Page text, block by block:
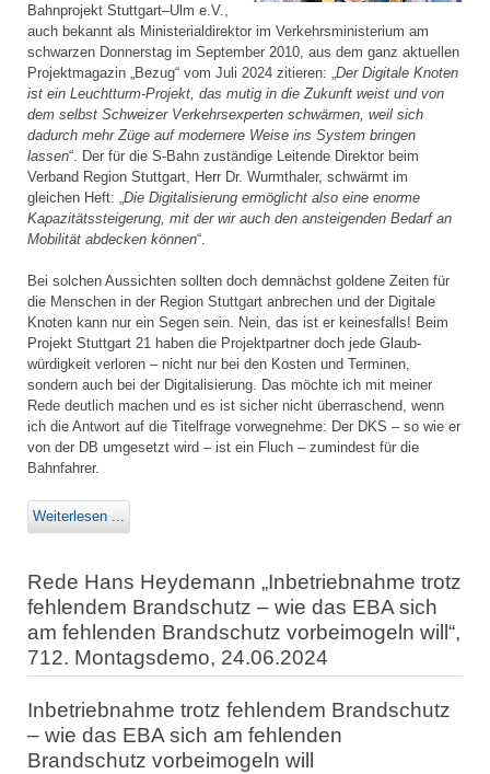
Bahnprojekt Stuttgart–Ulm e.V.,
auch bekannt als Ministerial­direktor im Verkehrsministerium am
schwarzen Donnerstag im September 2010, aus dem ganz aktuellen
Projektmagazin „Bezug“ vom Juli 2024 zitieren: „Der Digitale Knoten
ist ein Leuchtturm-Projekt, das mutig in die Zukunft weist und von
dem selbst Schweizer Verkehrsexperten schwärmen, weil sich
dadurch mehr Züge auf modernere Weise ins System bringen
lassen“. Der für die S-Bahn zuständige Leitende Direktor beim
Verband Region Stuttgart, Herr Dr. Wurmthaler, schwärmt im
gleichen Heft: „Die Digitalisierung ermöglicht also eine enorme
Kapazitätssteigerung, mit der wir auch den ansteigenden Bedarf an
Mobilität abdecken können“.
Bei solchen Aussichten sollten doch demnächst goldene Zeiten für
die Menschen in der Region Stuttgart anbrechen und der Digitale
Knoten kann nur ein Segen sein. Nein, das ist er keinesfalls! Beim
Projekt Stuttgart 21 haben die Projektpartner doch jede Glaub­
würdigkeit verloren – nicht nur bei den Kosten und Terminen,
sondern auch bei der Digitalisierung. Das möchte ich mit meiner
Rede deutlich machen und es ist sicher nicht überraschend, wenn
ich die Antwort auf die Titelfrage vorwegnehme: Der DKS – so wie er
von der DB umgesetzt wird – ist ein Fluch – zumindest für die
Bahnfahrer.
Weiterlesen ...
Rede Hans Heydemann „Inbetriebnahme trotz
fehlendem Brandschutz – wie das EBA sich
am fehlenden Brandschutz vorbeimogeln will“,
712. Montagsdemo, 24.06.2024
Inbetriebnahme trotz fehlendem Brandschutz
– wie das EBA sich am fehlenden
Brandschutz vorbeimogeln will